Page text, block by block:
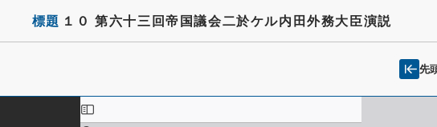
標題 １０ 第六十三回帝国議会二於ケル内田外務大臣演説
先